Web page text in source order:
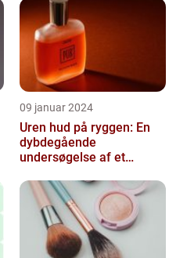
09 januar 2024
Uren hud på ryggen: En
dybdegående
undersøgelse af et
undertiden overset
skønhedspr...